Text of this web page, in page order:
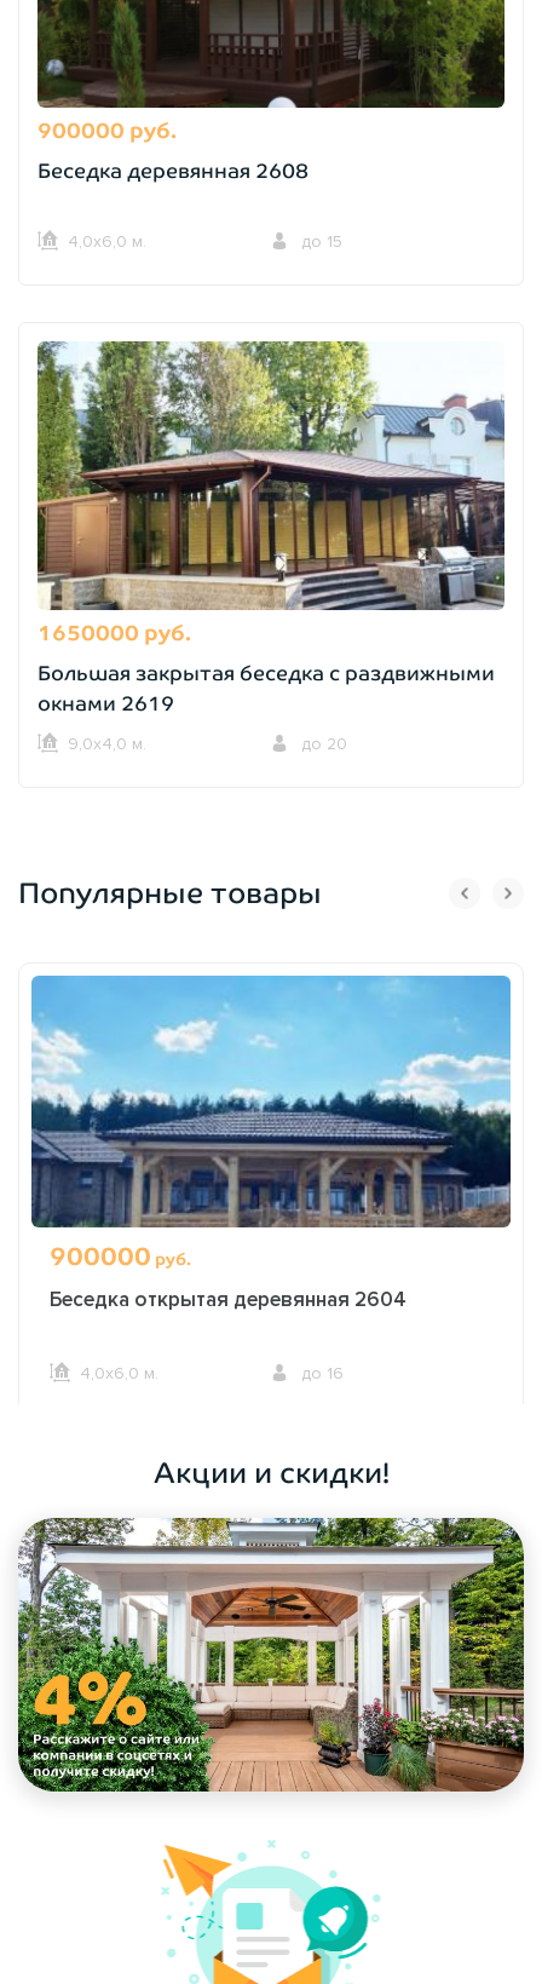
900000 руб.
Беседка деревянная 2608
4,0х6,0 м. до 15
1650000 руб.
Большая закрытая беседка с раздвижными
окнами 2619
9,0х4,0 м. до 20
Популярные товары
900000 руб.
Беседка открытая деревянная 2604
4,0х6,0 м. до 16
Акции и скидки!